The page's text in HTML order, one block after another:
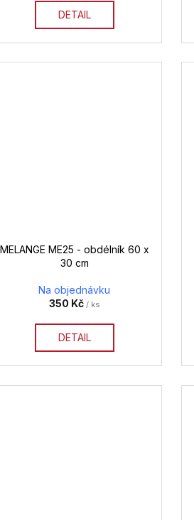
DETAIL
MELANGE ME25 - obdélník 60 x
30 cm
Na objednávku
350 Kč / ks
DETAIL